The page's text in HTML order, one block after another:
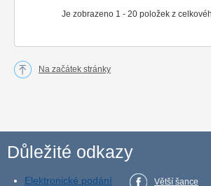
Je zobrazeno 1 - 20 položek z
Na začátek stránky
Důležité odkazy
Elektronické podání Větší šance